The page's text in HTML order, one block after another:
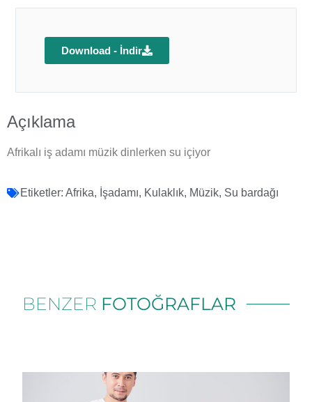
Download - İndir
Açıklama
Afrikalı iş adamı müzik dinlerken su içiyor
Etiketler: Afrika, İşadamı, Kulaklık, Müzik, Su bardağı
BENZER FOTOĞRAFLAR